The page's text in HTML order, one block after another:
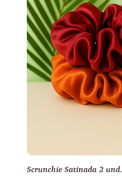
Scrunchie Satinada 2 und.